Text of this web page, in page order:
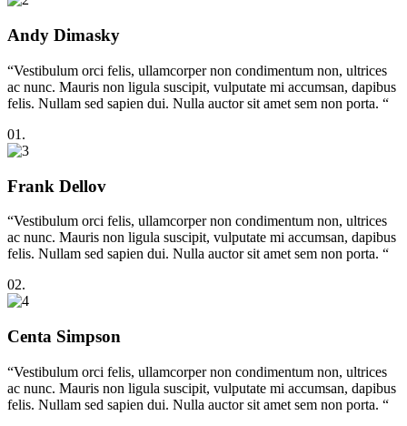
Andy Dimasky
“Vestibulum orci felis, ullamcorper non condimentum non, ultrices
ac nunc. Mauris non ligula suscipit, vulputate mi accumsan, dapibus
felis. Nullam sed sapien dui. Nulla auctor sit amet sem non porta. “
01.
Frank Dellov
“Vestibulum orci felis, ullamcorper non condimentum non, ultrices
ac nunc. Mauris non ligula suscipit, vulputate mi accumsan, dapibus
felis. Nullam sed sapien dui. Nulla auctor sit amet sem non porta. “
02.
Centa Simpson
“Vestibulum orci felis, ullamcorper non condimentum non, ultrices
ac nunc. Mauris non ligula suscipit, vulputate mi accumsan, dapibus
felis. Nullam sed sapien dui. Nulla auctor sit amet sem non porta. “